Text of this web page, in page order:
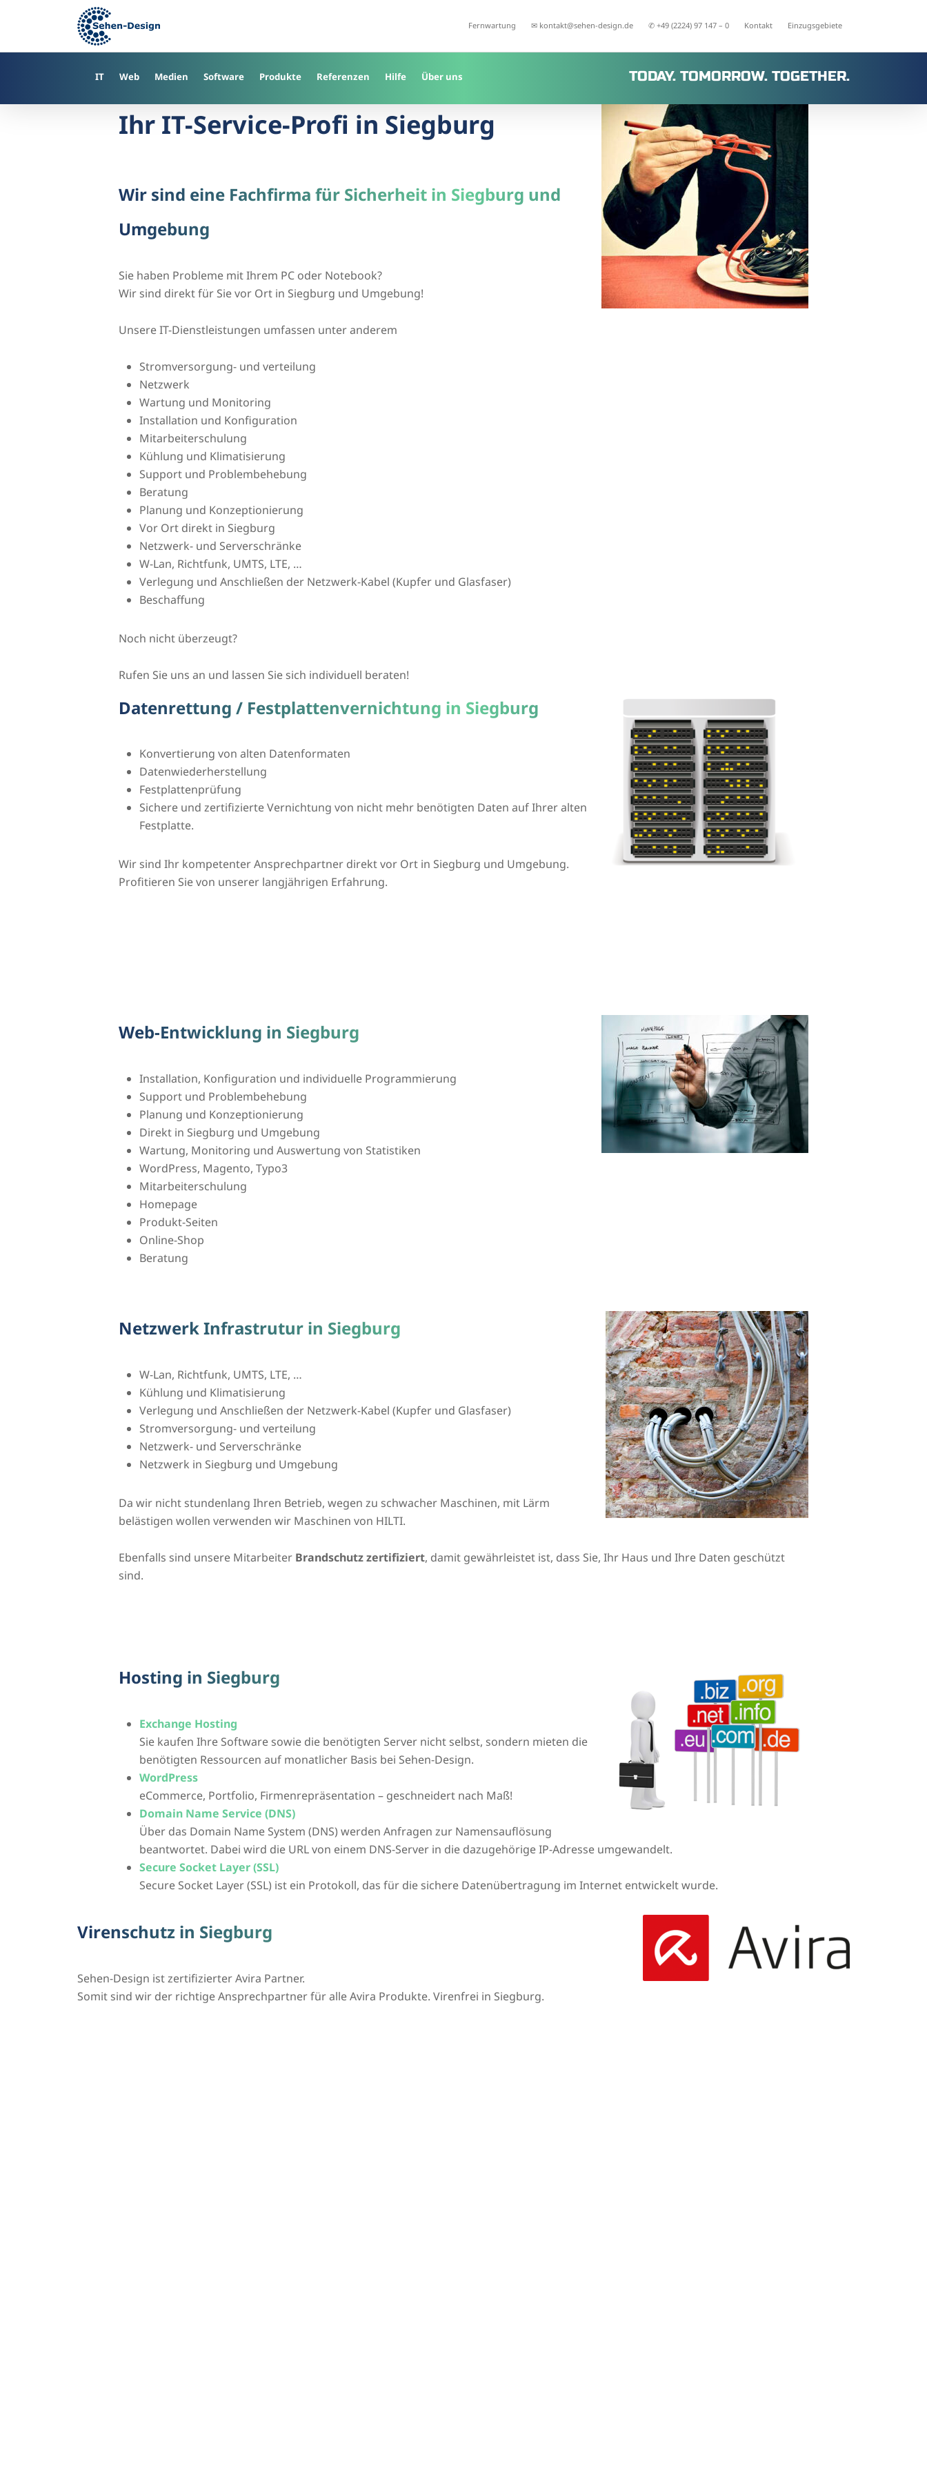
Fernwartung ✉ kontakt@sehen-design.de ✆ +49 (2224) 97 147 – 0 Kontakt Einzugsgebiete
IT Web Medien Software Produkte Referenzen Hilfe Über uns TODAY. TOMORROW. TOGETHER.
Ihr IT-Service-Profi in Siegburg
Wir sind eine Fachfirma für Sicherheit in Siegburg und
Umgebung
Sie haben Probleme mit Ihrem PC oder Notebook?
Wir sind direkt für Sie vor Ort in Siegburg und Umgebung!
Unsere IT-Dienstleistungen umfassen unter anderem
Stromversorgung- und verteilung
Netzwerk
Wartung und Monitoring
Installation und Konfiguration
Mitarbeiterschulung
Kühlung und Klimatisierung
Support und Problembehebung
Beratung
Planung und Konzeptionierung
Vor Ort direkt in Siegburg
Netzwerk- und Serverschränke
W-Lan, Richtfunk, UMTS, LTE, …
Verlegung und Anschließen der Netzwerk-Kabel (Kupfer und Glasfaser)
Beschaffung
Noch nicht überzeugt?
Rufen Sie uns an und lassen Sie sich individuell beraten!
Datenrettung / Festplattenvernichtung in Siegburg
Konvertierung von alten Datenformaten
Datenwiederherstellung
Festplattenprüfung
Sichere und zertifizierte Vernichtung von nicht mehr benötigten Daten auf Ihrer alten
Festplatte.
Wir sind Ihr kompetenter Ansprechpartner direkt vor Ort in Siegburg und Umgebung.
Profitieren Sie von unserer langjährigen Erfahrung.
Web-Entwicklung in Siegburg
Installation, Konfiguration und individuelle Programmierung
Support und Problembehebung
Planung und Konzeptionierung
Direkt in Siegburg und Umgebung
Wartung, Monitoring und Auswertung von Statistiken
WordPress, Magento, Typo3
Mitarbeiterschulung
Homepage
Produkt-Seiten
Online-Shop
Beratung
Netzwerk Infrastrutur in Siegburg
W-Lan, Richtfunk, UMTS, LTE, …
Kühlung und Klimatisierung
Verlegung und Anschließen der Netzwerk-Kabel (Kupfer und Glasfaser)
Stromversorgung- und verteilung
Netzwerk- und Serverschränke
Netzwerk in Siegburg und Umgebung
Da wir nicht stundenlang Ihren Betrieb, wegen zu schwacher Maschinen, mit Lärm
belästigen wollen verwenden wir Maschinen von HILTI.
Ebenfalls sind unsere Mitarbeiter Brandschutz zertifiziert, damit gewährleistet ist, dass Sie, Ihr Haus und Ihre Daten geschützt
sind.
Hosting in Siegburg
Exchange Hosting
Sie kaufen Ihre Software sowie die benötigten Server nicht selbst, sondern mieten die
benötigten Ressourcen auf monatlicher Basis bei Sehen-Design.
WordPress
eCommerce, Portfolio, Firmenrepräsentation – geschneidert nach Maß!
Domain Name Service (DNS)
Über das Domain Name System (DNS) werden Anfragen zur Namensauflösung
beantwortet. Dabei wird die URL von einem DNS-Server in die dazugehörige IP-Adresse umgewandelt.
Secure Socket Layer (SSL)
Secure Socket Layer (SSL) ist ein Protokoll, das für die sichere Datenübertragung im Internet entwickelt wurde.
Virenschutz in Siegburg
Sehen-Design ist zertifizierter Avira Partner.
Somit sind wir der richtige Ansprechpartner für alle Avira Produkte. Virenfrei in Siegburg.